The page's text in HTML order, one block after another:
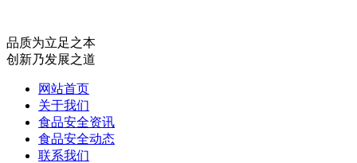
品质为立足之本
创新乃发展之道
网站首页
关于我们
食品安全资讯
食品安全动态
联系我们